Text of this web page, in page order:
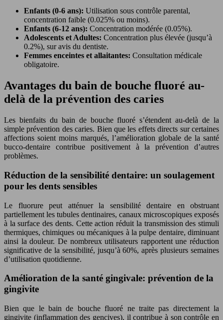
Enfants (0-6 ans): Utilisation sous contrôle parental,
concentration faible (0.025% ou moins).
Enfants (6-12 ans): Concentration modérée (0.05%).
Adolescents et Adultes: Concentration plus élevée (jusqu’à
0.2%), sur avis du dentiste.
Femmes enceintes et allaitantes: Consultation médicale
obligatoire.
Avantages du bain de bouche fluoré au-
delà de la prévention des caries
Les bienfaits du bain de bouche fluoré s’étendent au-delà de la
simple prévention des caries. Bien que les effets directs sur certaines
affections soient moins marqués, l’amélioration globale de la santé
bucco-dentaire contribue positivement à la prévention d’autres
problèmes.
Réduction de la sensibilité dentaire: un soulagement
pour les dents sensibles
Le fluorure peut atténuer la sensibilité dentaire en obstruant
partiellement les tubules dentinaires, canaux microscopiques exposés
à la surface des dents. Cette action réduit la transmission des stimuli
thermiques, chimiques ou mécaniques à la pulpe dentaire, diminuant
ainsi la douleur. De nombreux utilisateurs rapportent une réduction
significative de la sensibilité, jusqu’à 60%, après plusieurs semaines
d’utilisation quotidienne.
Amélioration de la santé gingivale: prévention de la
gingivite
Bien que le bain de bouche fluoré ne traite pas directement la
gingivite (inflammation des gencives), il contribue à son contrôle en